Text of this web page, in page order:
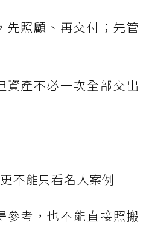
先照顧、再交付；先管
資產不必一次全部交出
不能只看名人案例
參考，也不能直接照搬